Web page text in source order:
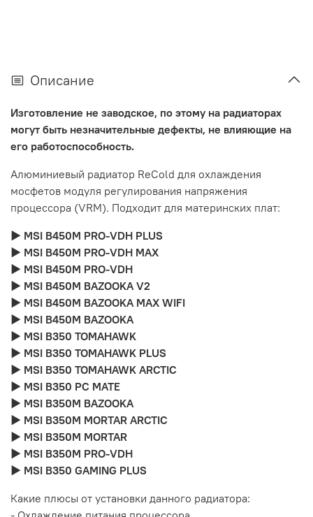
Описание
Изготовление не заводское, по этому на радиаторах
могут быть незначительные дефекты, не влияющие на
его работоспособность.
Алюминиевый радиатор ReCold для охлаждения
мосфетов модуля регулирования напряжения
процессора (VRM). Подходит для материнских плат:
► MSI B450M PRO-VDH PLUS
► MSI B450M PRO-VDH MAX
► MSI B450M PRO-VDH
► MSI B450M BAZOOKA V2
► MSI B450M BAZOOKA MAX WIFI
► MSI B450M BAZOOKA
► MSI B350 TOMAHAWK
► MSI B350 TOMAHAWK PLUS
► MSI B350 TOMAHAWK ARCTIC
► MSI B350 PC MATE
► MSI B350M BAZOOKA
► MSI B350M MORTAR ARCTIC
► MSI B350M MORTAR
► MSI B350M PRO-VDH
► MSI B350 GAMING PLUS
Какие плюсы от установки данного радиатора: